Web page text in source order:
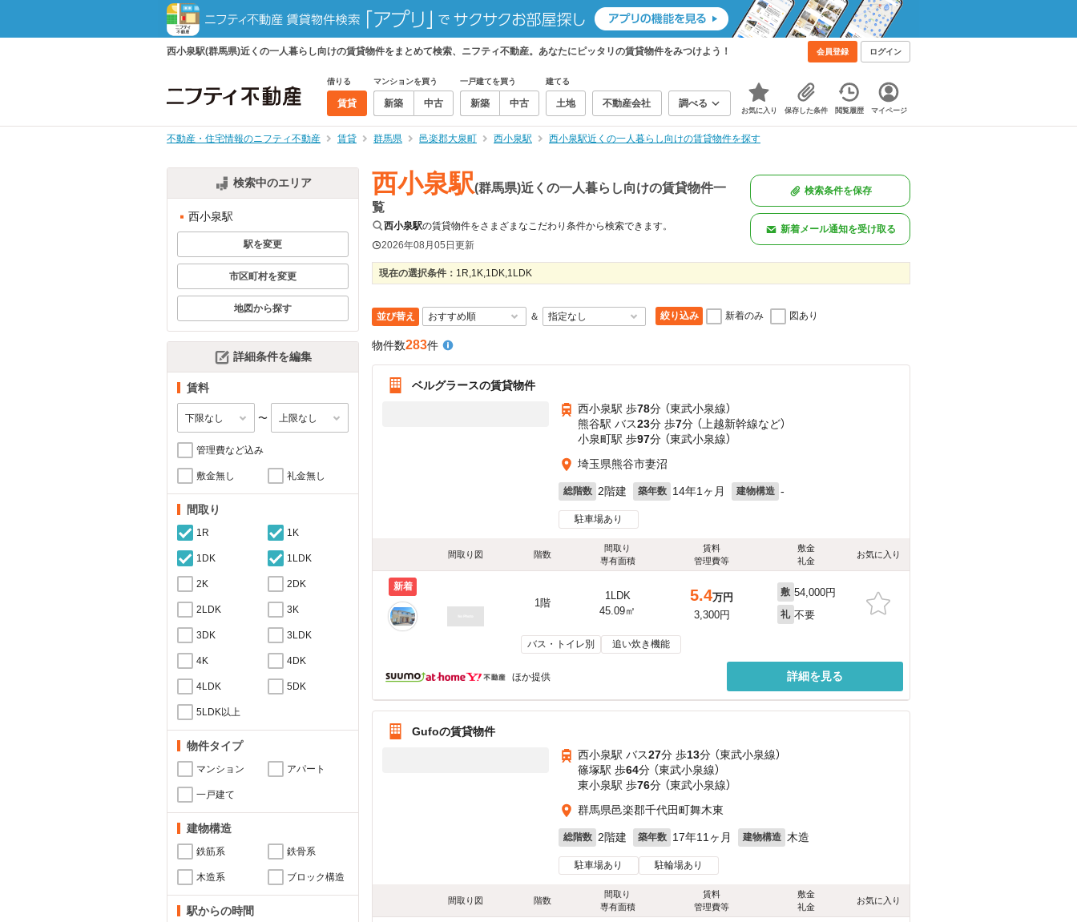
西小泉駅(群馬県)近くの一人暮らし向けの賃貸物件をまとめて検索、ニフティ不動産。あなたにピッタリの賃貸物件をみつけよう！ 会員登録 ログイン
借りる
賃貸
マンションを買う
新築 中古
一戸建てを買う
新築 中古
建てる
土地 不動産会社 調べる
お気に入り 保存した条件 閲覧履歴 マイページ
不動産・住宅情報のニフティ不動産 賃貸 群馬県 邑楽郡大泉町 西小泉駅 西小泉駅近くの一人暮らし向けの賃貸物件を探す
検索中のエリア
西小泉駅
駅を変更
市区町村を変更
地図から探す
詳細条件を編集
賃料
〜
管理費など込み
敷金無し 礼金無し
間取り
1R 1K
1DK 1LDK
2K 2DK
2LDK 3K
3DK 3LDK
4K 4DK
4LDK 5DK
5LDK以上
物件タイプ
マンション アパート
一戸建て
建物構造
鉄筋系 鉄骨系
木造系 ブロック構造
駅からの時間
西小泉駅(群馬県)近くの一人暮らし向けの賃貸物件一
覧
西小泉駅の賃貸物件をさまざまなこだわり条件から検索できます。
2026年08月05日更新
検索条件を保存
新着メール通知を受け取る
現在の選択条件： 1R,1K,1DK,1LDK
並び替え ＆ 絞り込み 新着のみ 図あり
物件数283件
ベルグラースの賃貸物件
西小泉駅 歩78分 （東武小泉線）
熊谷駅 バス23分 歩7分 （上越新幹線など）
小泉町駅 歩97分 （東武小泉線）
埼玉県熊谷市妻沼
総階数 2階建 築年数 14年1ヶ月 建物構造 -
駐車場あり
間取り図 階数
間取り
専有面積
賃料
管理費等
敷金
礼金
お気に入り
新着
1階
1LDK
45.09㎡
5.4万円
3,300円
敷 54,000円
礼 不要
バス・トイレ別 追い炊き機能
ほか提供 詳細を見る
Gufoの賃貸物件
西小泉駅 バス27分 歩13分 （東武小泉線）
篠塚駅 歩64分 （東武小泉線）
東小泉駅 歩76分 （東武小泉線）
群馬県邑楽郡千代田町舞木東
総階数 2階建 築年数 17年11ヶ月 建物構造 木造
駐車場あり 駐輪場あり
間取り図 階数
間取り
専有面積
賃料
管理費等
敷金
礼金
お気に入り